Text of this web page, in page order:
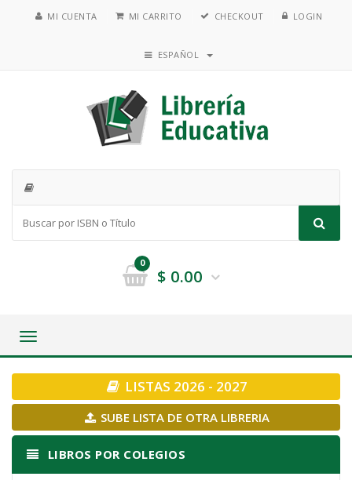
MI CUENTA MI CARRITO CHECKOUT LOGIN
ESPAÑOL
0
$ 0.00
Toggle
LISTAS 2026 - 2027
SUBE LISTA DE OTRA LIBRERIA
LIBROS POR COLEGIOS